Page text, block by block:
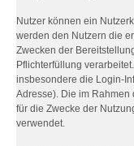
Nutzer können ein
werden den Nutzern die
Zwecken der
Pflichterfüllung
insbesondere die Login-
Adresse). Die im
für die Zwecke der
verwendet.